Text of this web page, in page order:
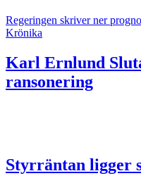
Regeringen skriver ner
Krönika
Karl Ernlund
ransonering
Styrräntan ligger